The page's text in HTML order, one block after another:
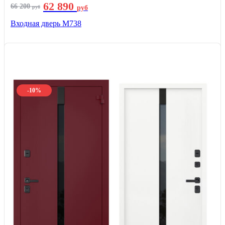
66 200руб 62 890 руб
Входная дверь М738
-10%